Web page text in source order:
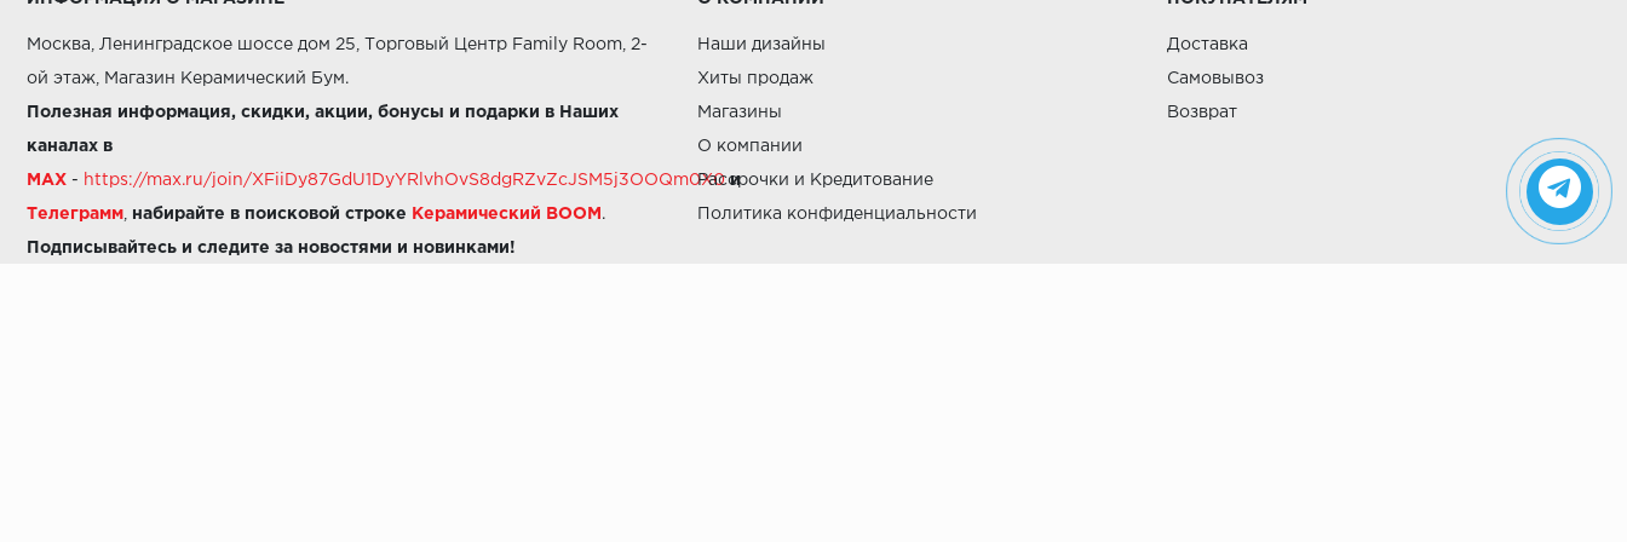
Москва, Ленинградское шоссе дом 25, Торговый Центр Family Room, 2-
ой этаж, Магазин Керамический Бум.
Полезная информация, скидки, акции, бонусы и подарки в Наших
каналах в
MAX - https://max.ru/join/XFiiDy87GdU1DyYRlvhOvS8dgRZvZcJSM5j3OOQm0X0 и
Телеграмм набирайте в поисковой строке Керамический BOOM .
Подписывайтесь и следите за новостями и новинками!
Наши дизайны
Хиты продаж
Магазины
О компании
Рассрочки и Кредитование
Политика конфиденциальности
Доставка
Самовывоз
Возврат